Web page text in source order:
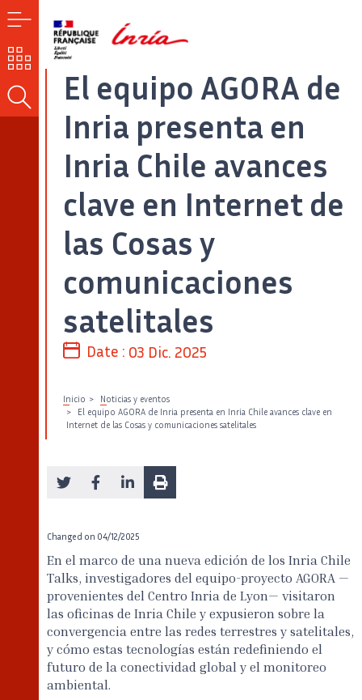
MENÚ
NUESTROS
RETOS
BUSCAR
El equipo AGORA de
Inria presenta en
Inria Chile avances
clave en Internet de
las Cosas y
comunicaciones
satelitales
Date : 03 Dic. 2025
Inicio
Noticias y eventos
El equipo AGORA de Inria presenta en Inria Chile avances clave en
Internet de las Cosas y comunicaciones satelitales
Changed on 04/12/2025
En el marco de una nueva edición de los Inria Chile
Talks, investigadores del equipo-proyecto AGORA —
provenientes del Centro Inria de Lyon— visitaron
las oficinas de Inria Chile y expusieron sobre la
convergencia entre las redes terrestres y satelitales,
y cómo estas tecnologías están redefiniendo el
futuro de la conectividad global y el monitoreo
ambiental.